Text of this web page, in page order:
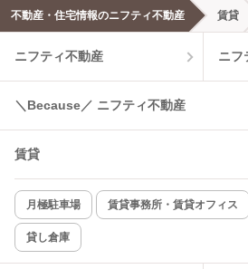
エアコンあり
温水洗浄便座
コンロ2口以上
新着のみ
該当件数:
不動産・住宅情報のニフティ不動産 賃貸
ニフティ不動産 ニフ
＼Because／ ニフティ不動産
賃貸
月極駐車場 賃貸事務所・賃貸オフィス
貸し倉庫